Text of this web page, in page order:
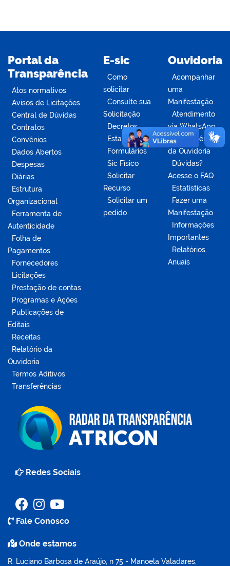
Portal da
Transparência
Atos normativos
Avisos de Licitações
Central de Dúvidas
Contratos
Convênios
Dados Abertos
Despesas
Diárias
Estrutura
Organizacional
Ferramenta de
Autenticidade
Folha de
Pagamentos
Fornecedores
Licitações
Prestação de contas
Programas e Ações
Publicações de
Editais
Receitas
Relatório da
Ouvidoria
Termos Aditivos
Transferências
E-sic
Como
solicitar
Consulte sua
Solicitação
Decretos
Estatísticas
Formulários
Sic Físico
Solicitar
Recurso
Solicitar um
pedido
Ouvidoria
Acompanhar
uma
Manifestação
Atendimento
via WhatsApp
Competências
da Ouvidoria
Dúvidas?
Acesse o FAQ
Estatísticas
Fazer uma
Manifestação
Informações
Importantes
Relatórios
Anuais
Redes Sociais
Fale Conosco
Onde estamos
R. Luciano Barbosa de Araújo, n 75 - Manoela Valadares,